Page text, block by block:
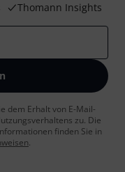
Thomann Insights
dem Erhalt von E-Mail-
zu. Die
finden Sie in
.